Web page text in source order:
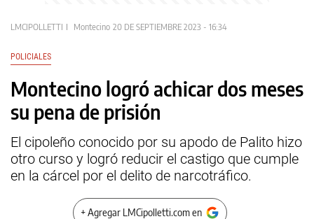
LMCIPOLLETTI Montecino 20 DE SEPTIEMBRE 2023 - 16:34
POLICIALES
Montecino logró achicar dos meses
su pena de prisión
El cipoleño conocido por su apodo de Palito hizo
otro curso y logró reducir el castigo que cumple
en la cárcel por el delito de narcotráfico.
+ Agregar LMCipolletti.com en